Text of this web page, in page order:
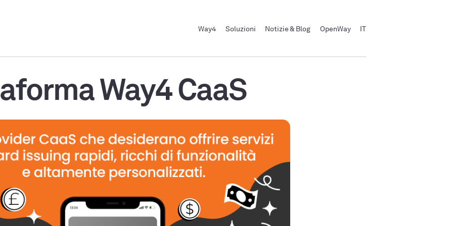
Way4 Soluzioni Notizie & Blog OpenWay IT
Way4 CaaS